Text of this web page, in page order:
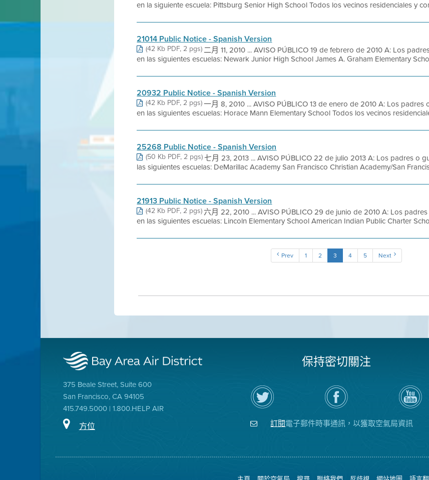
en la siguiente escuela: Pittsburg Senior High School Todos los vecinos residenciales y
21014 Public Notice - Spanish Version
(42 Kb PDF, 2 pgs)二月 11, 2010 ... AVISO PÚBLICO 19 de febrero de 2010 A: Los
en las siguientes escuelas: Newark Junior High School James A. Graham Elementary
20932 Public Notice - Spanish Version
(42 Kb PDF, 2 pgs)一月 8, 2010 ... AVISO PÚBLICO 13 de enero de 2010 A: Los
en las siguientes escuelas: Horace Mann Elementary School Todos los vecinos
25268 Public Notice - Spanish Version
(50 Kb PDF, 2 pgs)七月 23, 2013 ... AVISO PÚBLICO 22 de julio 2013 A: Los padres o
las siguientes escuelas: DeMarillac Academy San Francisco Christian Academy/San
21913 Public Notice - Spanish Version
(42 Kb PDF, 2 pgs)六月 22, 2010 ... AVISO PÚBLICO 29 de junio de 2010 A: Los
en las siguientes escuelas: Lincoln Elementary School American Indian Public Charter
Prev 1 2 3 4 5 Next
375 Beale Street, Suite 600
San Francisco, CA 94105
415.749.5000 | 1.800.HELP AIR
方位
保持密切關注
在
Twitter
上
關
瀏
覽
空
氣
的
空
氣
局
道
訂閱電子郵件時事通訊，以獲取空氣局資訊